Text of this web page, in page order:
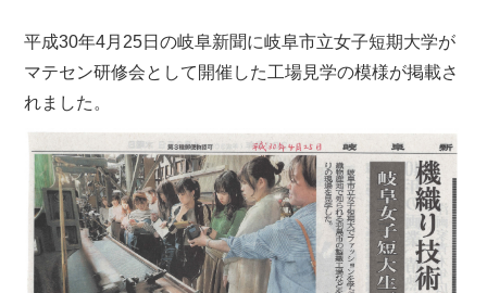
平成30年4月25日の岐阜新聞に岐阜市立女子短期大学が
マテセン研修会として開催した工場見学の模様が掲載さ
れました。